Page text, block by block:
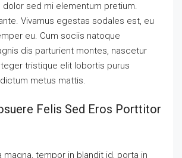
dolor sed mi elementum pretium.
Vivamus egestas sodales est, eu
eu. Cum sociis natoque
dis parturient montes, nascetur
tristique elit lobortis purus
metus mattis.
Felis Sed Eros Porttitor
magna, tempor in blandit id, porta in